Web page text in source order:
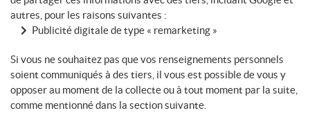
autres, pour les raisons suivantes :
Publicité digitale de type « remarketing »
Si vous ne souhaitez pas que vos renseignements personnels
soient communiqués à des tiers, il vous est possible de vous y
opposer au moment de la collecte ou à tout moment par la suite,
comme mentionné dans la section suivante.